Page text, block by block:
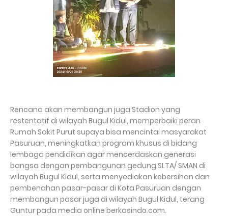
Rencana akan membangun juga Stadion yang
restentatif di wilayah Bugul Kidul, memperbaiki peran
Rumah Sakit Purut supaya bisa mencintai masyarakat
Pasuruan, meningkatkan program khusus di bidang
lembaga pendidikan agar mencerdaskan generasi
bangsa dengan pembangunan gedung SLTA/ SMAN di
wilayah Bugul Kidul, serta menyediakan kebersihan dan
pembenahan pasar-pasar di Kota Pasuruan dengan
membangun pasar juga di wilayah Bugul Kidul, terang
Guntur pada media online berkasindo.com.